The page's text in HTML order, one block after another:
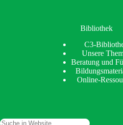
Bibliothek
C3-
Unsere
Beratung und
Online-
Suchen